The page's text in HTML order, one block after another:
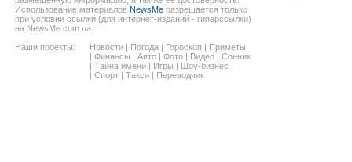
Использование материалов NewsMe разрешается только
при условии ссылки (для интернет-изданий - гиперссылки)
на NewsMe.com.ua.
Наши проекты:
Новости | Погода | Гороскоп | Приметы
| Финансы | Авто | Фото | Видео | Сонник
| Тайна имени | Игры | Шоу-бизнес
| Спорт | Такси | Переводчик